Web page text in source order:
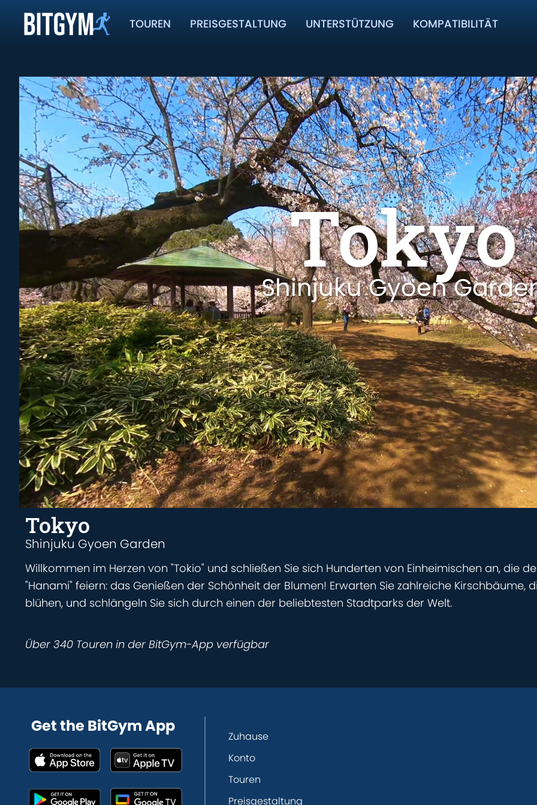
TOUREN PREISGESTALTUNG UNTERSTÜTZUNG KOMPATIBILITÄT
Tokyo
Shinjuku Gyoen
Tokyo
Shinjuku Gyoen Garden
Willkommen im Herzen von "Tokio" und schließen Sie sich Hunderten von Einheimischen an, die
"Hanami" feiern: das Genießen der Schönheit der Blumen! Erwarten Sie zahlreiche
blühen, und schlängeln Sie sich durch einen der beliebtesten Stadtparks der Welt.
Über 340 Touren in der BitGym-App verfügbar
Get the BitGym App
Zuhause
Konto
Touren
Preisgestaltung